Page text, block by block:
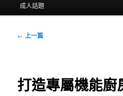
單
成人話題
文
← 上一篇
打造專屬機能廚